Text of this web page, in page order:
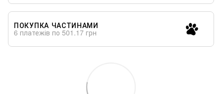
ПОКУПКА ЧАСТИНАМИ
6 платежів по 501.17 грн